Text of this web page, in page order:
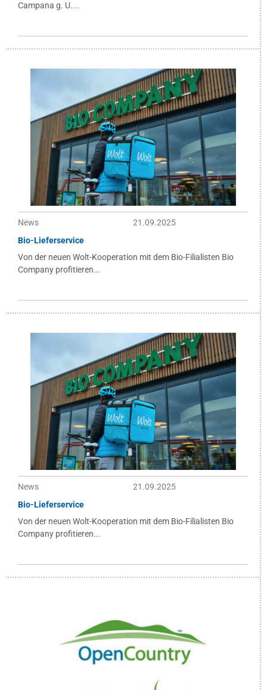
Campana g. U....
News
21.09.2025
Bio-Lieferservice
Von der neuen Wolt-Kooperation mit dem Bio-Filialisten Bio
Company profitieren...
News
21.09.2025
Bio-Lieferservice
Von der neuen Wolt-Kooperation mit dem Bio-Filialisten Bio
Company profitieren...